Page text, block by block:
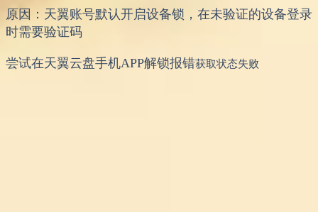
原因：天翼账号默认开启设备锁，在未验证的设备登录
时需要验证码
尝试在天翼云盘手机APP解锁报错获取状态失败